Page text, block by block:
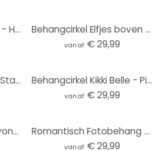
Behangcirkel Kikki Belle - Herten in het Bos - vliesbehang/zelfklevend vliesbehang Behangcirkel Elfjes boven roze wolken - Oliver Robins - vliesbehang/zelfklevend vliesbehang
vanaf € 29,99
Behangcirkel Frankfurt Stadion - vliesbehang/zelfklevend vliesbehang Behangcirkel Kikki Belle - Pirate Bay - vliesbehang/zelfklevend vliesbehang
vanaf € 29,99
Behangcirkel Ruimteavontuur met astronauten - Oliver Robins - vliesbehang/zelfklevend vliesbehang Romantisch Fotobehang - zonsondergang over strand en zee - Sisi & Seb - Rond - vliesbehang/zelfkleve
vanaf € 29,99